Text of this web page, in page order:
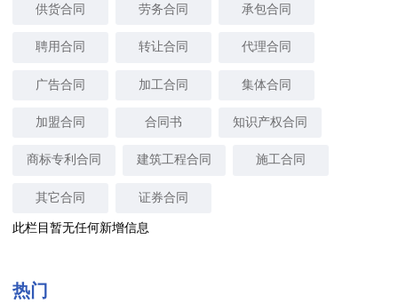
供货合同 劳务合同 承包合同
聘用合同 转让合同 代理合同
广告合同 加工合同 集体合同
加盟合同 合同书 知识产权合同
商标专利合同 建筑工程合同 施工合同
其它合同 证券合同
此栏目暂无任何新增信息
热门